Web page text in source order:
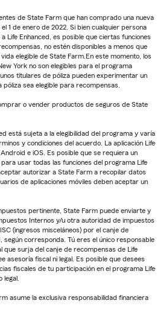
de State Farm que han comprado una nueva
1 de enero de 2022. Si bien cualquier persona
Life Enhanced, es posible que ciertas funciones
no estén disponibles a menos que
elegible de State Farm.En este momento, los
York no son elegibles para el programa
titulares de póliza pueden experimentar un
sea elegible para recompensas.
o vender productos de seguros de State
está sujeta a la elegibilidad del programa y varía
y condiciones del acuerdo. La aplicación Life
e iOS. Es posible que se requiera un
usar todas las funciones del programa Life
autorizar a State Farm a recopilar datos
de aplicaciones móviles deben aceptar un
pertinente, State Farm puede enviarte y
Internos y/u otra autoridad de impuestos
(ingresos misceláneos) por el canje de
según corresponda. Tú eres el único responsable
que surja del canje de recompensas de Life
asesoría fiscal ni legal. Es posible que desees
fiscales de tu participación en el programa Life
legal.
asume la exclusiva responsabilidad financiera